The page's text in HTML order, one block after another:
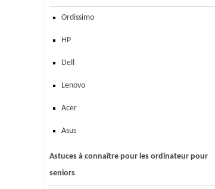
Ordissimo
HP
Dell
Lenovo
Acer
Asus
Astuces à connaître pour les ordinateur pour
seniors